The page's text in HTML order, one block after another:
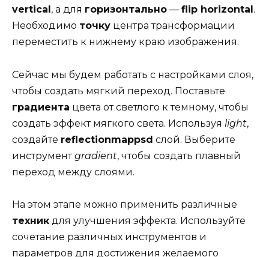
vertical , а для горизонтально — flip horizontal .
Необходимо точку центра трансформации
переместить к нижнему краю изображения.
Сейчас мы будем работать с настройками слоя,
чтобы создать мягкий переход. Поставьте
градиента цвета от светлого к темному, чтобы
создать эффект мягкого света. Используя light,
создайте reflectionmappsd слой. Выберите
инструментgradient, чтобы создать плавный
переход между слоями.
На этом этапе можно применить различные
техник для улучшения эффекта. Используйте
сочетание различных инструментов и
параметров для достижения желаемого